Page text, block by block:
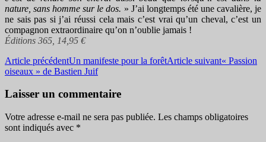
nature, sans homme sur le dos. » J’ai longtemps été une cavalière, je
ne sais pas si j’ai réussi cela mais c’est vrai qu’un cheval, c’est un
compagnon extraordinaire qu’on n’oublie jamais !
Éditions 365, 14,95 €
Navigation
des
articles
Article précédentUn manifeste pour la forêtArticle suivant« Passion
oiseaux » de Bastien Juif
Laisser un commentaire
Votre adresse e-mail ne sera pas publiée. Les champs obligatoires
sont indiqués avec *